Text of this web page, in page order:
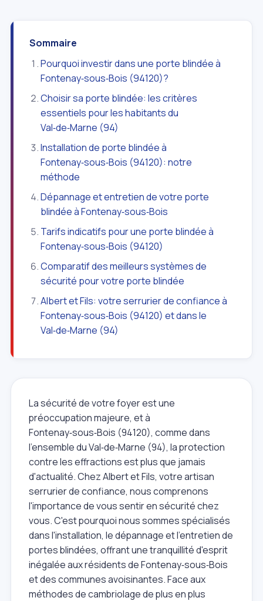
Sommaire
Pourquoi investir dans une porte blindée à
Fontenay‑sous‑Bois (94120)?
Choisir sa porte blindée: les critères
essentiels pour les habitants du
Val‑de‑Marne (94)
Installation de porte blindée à
Fontenay‑sous‑Bois (94120): notre
méthode
Dépannage et entretien de votre porte
blindée à Fontenay‑sous‑Bois
Tarifs indicatifs pour une porte blindée à
Fontenay‑sous‑Bois (94120)
Comparatif des meilleurs systèmes de
sécurité pour votre porte blindée
Albert et Fils: votre serrurier de confiance à
Fontenay‑sous‑Bois (94120) et dans le
Val‑de‑Marne (94)
La sécurité de votre foyer est une
préoccupation majeure, et à
Fontenay‑sous‑Bois (94120), comme dans
l'ensemble du Val‑de‑Marne (94), la protection
contre les effractions est plus que jamais
d'actualité. Chez Albert et Fils, votre artisan
serrurier de confiance, nous comprenons
l'importance de vous sentir en sécurité chez
vous. C'est pourquoi nous sommes spécialisés
dans l'installation, le dépannage et l'entretien de
portes blindées, offrant une tranquillité d'esprit
inégalée aux résidents de Fontenay‑sous‑Bois
et des communes avoisinantes. Face aux
méthodes de cambriolage de plus en plus